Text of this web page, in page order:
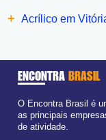
+ Acrílico em
ENCONTRA BRASIL
O Encontra Brasil é
as principais
de atividade.